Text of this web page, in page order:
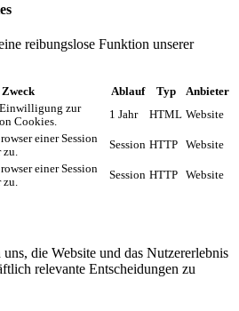
reibungslose Funktion unserer
Zweck Ablauf Typ
Anbieter
zur
Cookies.
1 Jahr HTML Website
einer Session
zu.
Session HTTP Website
einer Session
zu.
Session HTTP Website
die Website und das Nutzererlebnis
relevante Entscheidungen zu